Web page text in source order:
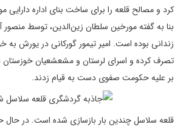
کرد و مصالح قلعه را برای ساخت بنای اداره دارایی
بنا به گفته مورخین سلطان زین‌الدین، توسط منصور
زندانی بوده است. امیر تیمور گورکانی در یورش به
تصرف کرده و اسرای لرستان و مشعشعیان خوزستان با
بر علیه حکومت صفوی دست به قیام زدند.
قلعه سلاسل چندین بار بازسازی شده است. در حال